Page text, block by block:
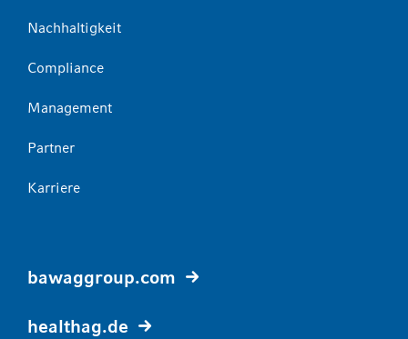
Nachhaltigkeit
Compliance
Management
Partner
Karriere
bawaggroup.com
healthag.de